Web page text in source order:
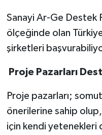
Sanayi Ar-Ge Destek
ölçeğinde olan
şirketleri
Proje Pazarları
Proje pazarları;
önerilerine sahip
için kendi yetenekleri